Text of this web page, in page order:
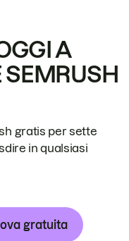
A
SEMRUSH
gratis per sette
in qualsiasi
gratuita